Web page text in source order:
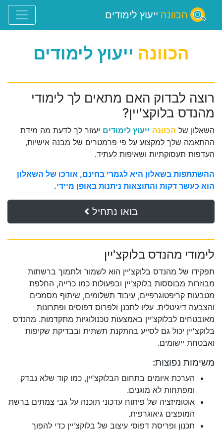
הכוונה ייעוץ לימודים
הכוונה ייעוץ לימודים
רוצה לבדוק האם מתאים לך לימודי
מהנדס בלוקצ'יין?
השאלון של הכוונה ייעוץ לימודים יעזור לך לדעת מה מידת
ההתאמה שלך למקצוע על פי פרמטרים של מבנה אישיות,
העדפות תעסוקתיות ושאיפות לעתיד.
ההשתתפות בשאלון היא לגמרי בחינם, אורכו של השאלון
הוא כעשר דקות והתוצאות ניתנות באופן מיידי.
בואו נתחיל
לימודי מהנדס בלוקצ'יין
תפקידו של מהנדס בלוקצ'יין הוא לשמור ולתמוך ברשתות
מבוזרות מבוססות בלוקצ'יין ובפעולות כמו כרייה, החלפת
מטבעות קריפטוגרפיים, עיבוד תשלומים, שיתוף מסמכים
והצבעה דיגיטלית. עליו לתכנן ולפרוס דפוסים ופתרונות
מאובטחים לבלוקצ'יין באמצעות טכנולוגיות מתקדמות. מהנדס
בלוקצ'יין יכול גם לסייע בהתקנת תשתית ובבדיקת שקיפות
ואבטחת יישומים.
משימות נפוצות:
הערכת איומים בתחום הבלוקצ'יין, כמו קוד שלא נבדק
ומפתחות לא מוגנים.
אוטומיזציה של פיתוח עדכוני תוכנה על גבי צמתים ברשת
המופצים גיאוגרפית.
תכנון ופריסת דפוסי עיצוב של בלוקצ'יין כדי להפוך